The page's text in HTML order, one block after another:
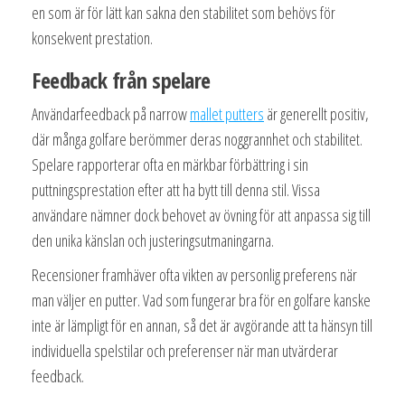
en som är för lätt kan sakna den stabilitet som behövs för
konsekvent prestation.
Feedback från spelare
Användarfeedback på narrowmallet putters är generellt positiv,
där många golfare berömmer deras noggrannhet och stabilitet.
Spelare rapporterar ofta en märkbar förbättring i sin
puttningsprestation efter att ha bytt till denna stil. Vissa
användare nämner dock behovet av övning för att anpassa sig till
den unika känslan och justeringsutmaningarna.
Recensioner framhäver ofta vikten av personlig preferens när
man väljer en putter. Vad som fungerar bra för en golfare kanske
inte är lämpligt för en annan, så det är avgörande att ta hänsyn till
individuella spelstilar och preferenser när man utvärderar
feedback.